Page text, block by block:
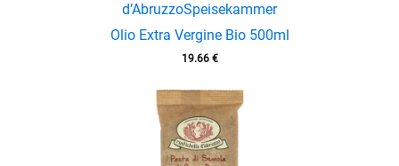
d’AbruzzoSpeisekammer
Olio Extra Vergine Bio 500ml
19.66 €